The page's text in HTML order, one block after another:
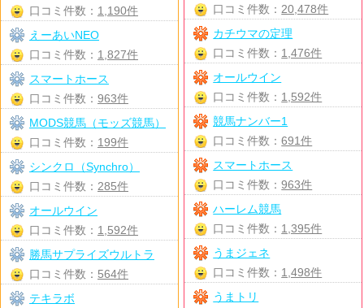
口コミ件数： 20,478件
カチウマの定理
口コミ件数： 1,476件
オールウイン
口コミ件数： 1,592件
競馬ナンバー1
口コミ件数：691件
スマートホース
口コミ件数：963件
ハーレム競馬
口コミ件数： 1,395件
うまジェネ
口コミ件数： 1,498件
うまトリ
口コミ件数： 1,190件
えーあいNEO
口コミ件数： 1,827件
スマートホース
口コミ件数： 963件
MODS競馬（モッズ競馬）
口コミ件数： 199件
シンクロ（Synchro）
口コミ件数： 285件
オールウイン
口コミ件数： 1,592件
勝馬サプライズウルトラ
口コミ件数： 564件
テキラボ